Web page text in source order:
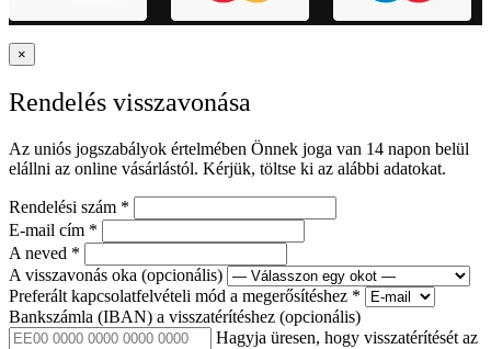
×
Rendelés visszavonása
Az uniós jogszabályok értelmében Önnek joga van 14 napon belül
elállni az online vásárlástól. Kérjük, töltse ki az alábbi adatokat.
Rendelési szám *
E-mail cím *
A neved *
A visszavonás oka (opcionális)
Preferált kapcsolatfelvételi mód a megerősítéshez *
Bankszámla (IBAN) a visszatérítéshez (opcionális)
Hagyja üresen, hogy visszatérítését az